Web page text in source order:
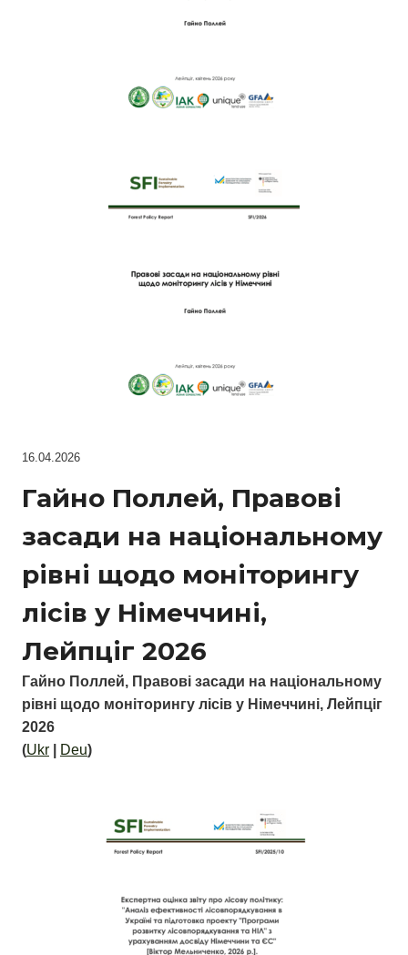
Гайно Поллей, Правові засади на національному
рівні щодо моніторингу лісів у Німеччині, Лейпціг
2026
(Ukr Deu)
Гайно Поллей, Правові
засади на національному
рівні щодо моніторингу
лісів у Німеччині,
Лейпціг 2026
16.04.2026